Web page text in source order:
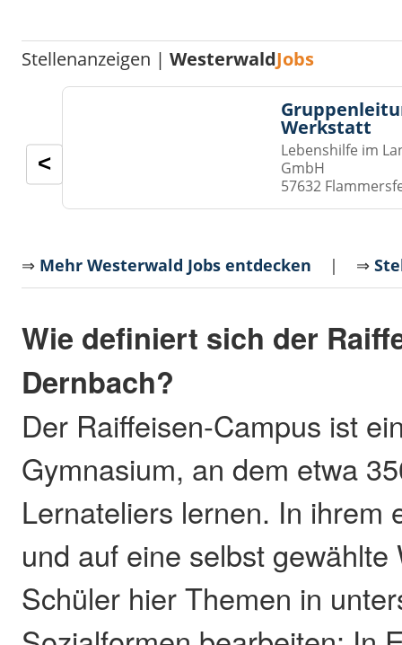
Stellenanzeigen |WesterwaldJobs
Werkstatt
Lebenshilfe im
GmbH
57632
<
⇒ Mehr Westerwald Jobs entdecken | ⇒
Wie definiert sich der
Dernbach?
Der Raiffeisen-Campus ist
Gymnasium, an dem etwa
Lernateliers lernen. In ihrem
und auf eine selbst gewählte
Schüler hier Themen in